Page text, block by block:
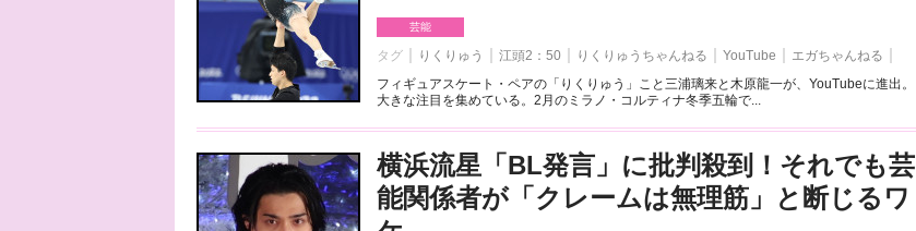
芸能
タグ りくりゅう 江頭2：50 りくりゅうちゃんねる YouTube
エガちゃんねる
フィギュアスケート・ペアの「りくりゅう」こと三浦璃来と木原龍一が、YouTubeに進出。
大きな注目を集めている。2月のミラノ・コルティナ冬季五輪で...
横浜流星「BL発言」に批判殺到！それでも芸
能関係者が「クレームは無理筋」と断じるワ